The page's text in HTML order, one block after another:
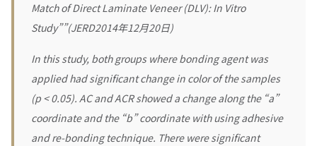
Match of Direct Laminate Veneer (DLV): In Vitro
Study””(JERD2014年12月20日)
In this study, both groups where bonding agent was
applied had significant change in color of the samples
(p < 0.05). AC and ACR showed a change along the “a”
coordinate and the “b” coordinate with using adhesive
and re-bonding technique. There were significant